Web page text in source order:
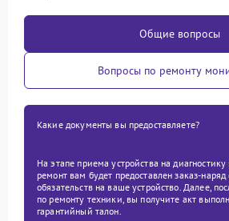
Общие вопросы
Вопросы по ремонту
Какие документы вы предоставляете?
На этапе приема устройства на
ремонт вам будет предоставлен заказ-
обязательств на ваше устройство. Далее,
по ремонту техники, вы получите акт
гарантийный талон.